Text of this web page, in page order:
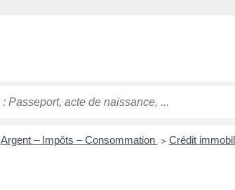
Argent – Impôts – Consommation > Crédit